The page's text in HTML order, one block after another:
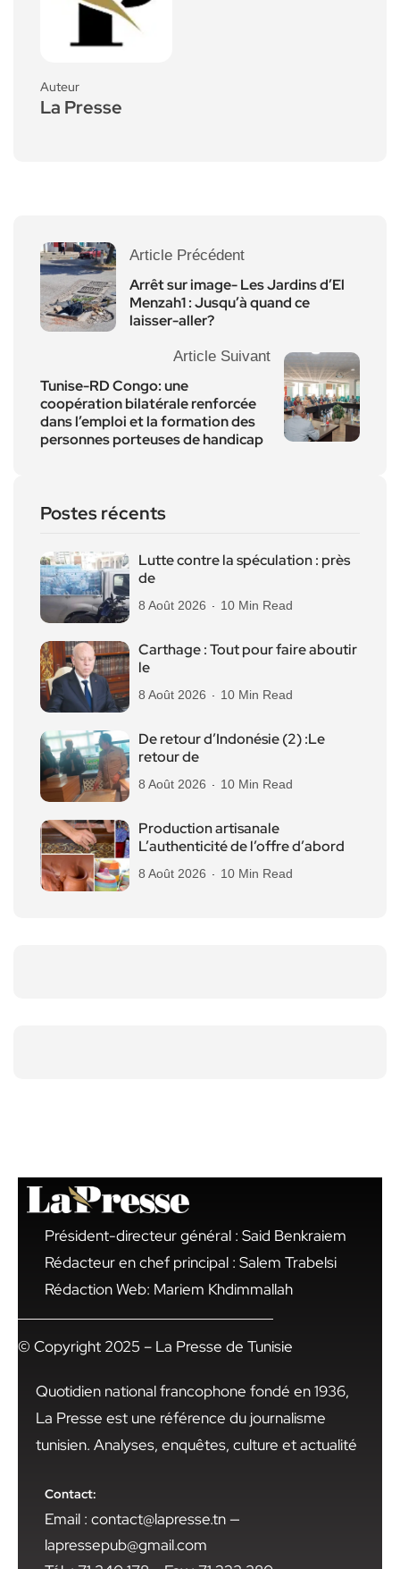
Auteur
La Presse
Article Précédent
Arrêt sur image- Les Jardins d’El
Menzah1 : Jusqu’à quand ce
laisser-aller?
Article Suivant
Tunise-RD Congo: une
coopération bilatérale renforcée
dans l’emploi et la formation des
personnes porteuses de handicap
Postes récents
Lutte contre la spéculation : près
de
8 Août 2026 10 Min Read
Carthage : Tout pour faire aboutir
le
8 Août 2026 10 Min Read
De retour d’Indonésie (2) :Le
retour de
8 Août 2026 10 Min Read
Production artisanale
L’authenticité de l’offre d’abord
8 Août 2026 10 Min Read
Président-directeur général : Said Benkraiem
Rédacteur en chef principal : Salem Trabelsi
Rédaction Web: Mariem Khdimmallah
© Copyright 2025 – La Presse de Tunisie
Quotidien national francophone fondé en 1936,
La Presse est une référence du journalisme
tunisien. Analyses, enquêtes, culture et actualité
Contact:
Email : contact@lapresse.tn —
lapressepub@gmail.com